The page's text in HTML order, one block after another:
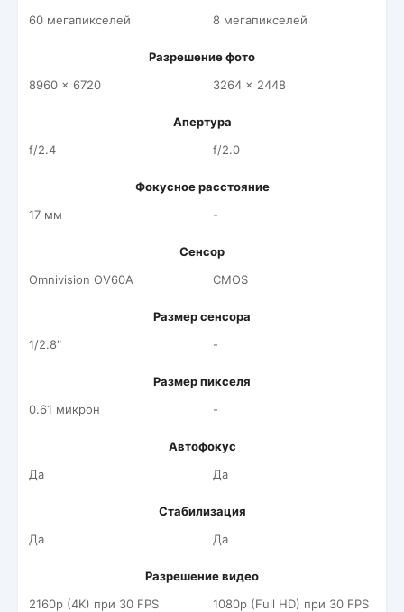
60 мегапикселей
8 мегапикселей
Разрешение фото
8960 x 6720
3264 x 2448
Апертура
f/2.4
f/2.0
Фокусное расстояние
17 мм
-
Сенсор
Omnivision OV60A
CMOS
Размер сенсора
1/2.8"
-
Размер пикселя
0.61 микрон
-
Автофокус
Да
Да
Стабилизация
Да
Да
Разрешение видео
2160p (4K) при 30 FPS
1080p (Full HD) при 30 FPS